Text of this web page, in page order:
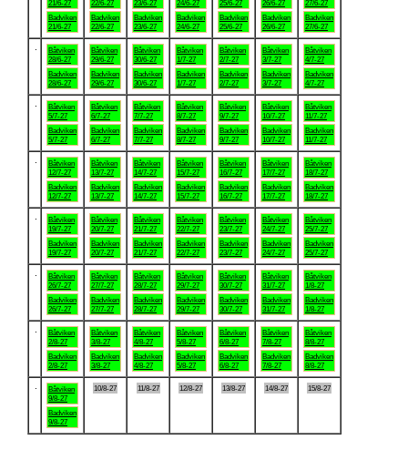
21/6-27
Badviken
21/6-27
22/6-27
Badviken
22/6-27
23/6-27
Badviken
23/6-27
24/6-27
Badviken
24/6-27
25/6-27
Badviken
25/6-27
26/6-27
Badviken
26/6-27
27/6-27
Badviken
27/6-27
Båtviken
28/6-27
Badviken
28/6-27
Båtviken
29/6-27
Badviken
29/6-27
Båtviken
30/6-27
Badviken
30/6-27
Båtviken
1/7-27
Badviken
1/7-27
Båtviken
2/7-27
Badviken
2/7-27
Båtviken
3/7-27
Badviken
3/7-27
Båtviken
4/7-27
Badviken
4/7-27
Båtviken
5/7-27
Badviken
5/7-27
Båtviken
6/7-27
Badviken
6/7-27
Båtviken
7/7-27
Badviken
7/7-27
Båtviken
8/7-27
Badviken
8/7-27
Båtviken
9/7-27
Badviken
9/7-27
Båtviken
10/7-27
Badviken
10/7-27
Båtviken
11/7-27
Badviken
11/7-27
Båtviken
12/7-27
Badviken
12/7-27
Båtviken
13/7-27
Badviken
13/7-27
Båtviken
14/7-27
Badviken
14/7-27
Båtviken
15/7-27
Badviken
15/7-27
Båtviken
16/7-27
Badviken
16/7-27
Båtviken
17/7-27
Badviken
17/7-27
Båtviken
18/7-27
Badviken
18/7-27
Båtviken
19/7-27
Badviken
19/7-27
Båtviken
20/7-27
Badviken
20/7-27
Båtviken
21/7-27
Badviken
21/7-27
Båtviken
22/7-27
Badviken
22/7-27
Båtviken
23/7-27
Badviken
23/7-27
Båtviken
24/7-27
Badviken
24/7-27
Båtviken
25/7-27
Badviken
25/7-27
Båtviken
26/7-27
Badviken
26/7-27
Båtviken
27/7-27
Badviken
27/7-27
Båtviken
28/7-27
Badviken
28/7-27
Båtviken
29/7-27
Badviken
29/7-27
Båtviken
30/7-27
Badviken
30/7-27
Båtviken
31/7-27
Badviken
31/7-27
Båtviken
1/8-27
Badviken
1/8-27
Båtviken
2/8-27
Badviken
2/8-27
Båtviken
3/8-27
Badviken
3/8-27
Båtviken
4/8-27
Badviken
4/8-27
Båtviken
5/8-27
Badviken
5/8-27
Båtviken
6/8-27
Badviken
6/8-27
Båtviken
7/8-27
Badviken
7/8-27
Båtviken
8/8-27
Badviken
8/8-27
Båtviken
9/8-27
Badviken
9/8-27
10/8-27 11/8-27 12/8-27 13/8-27 14/8-27 15/8-27